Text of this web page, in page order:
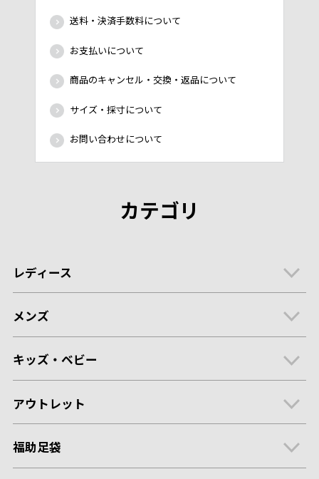
送料・決済手数料について
お支払いについて
商品のキャンセル・交換・返品について
サイズ・採寸について
お問い合わせについて
カテゴリ
レディース
メンズ
キッズ・ベビー
アウトレット
福助足袋